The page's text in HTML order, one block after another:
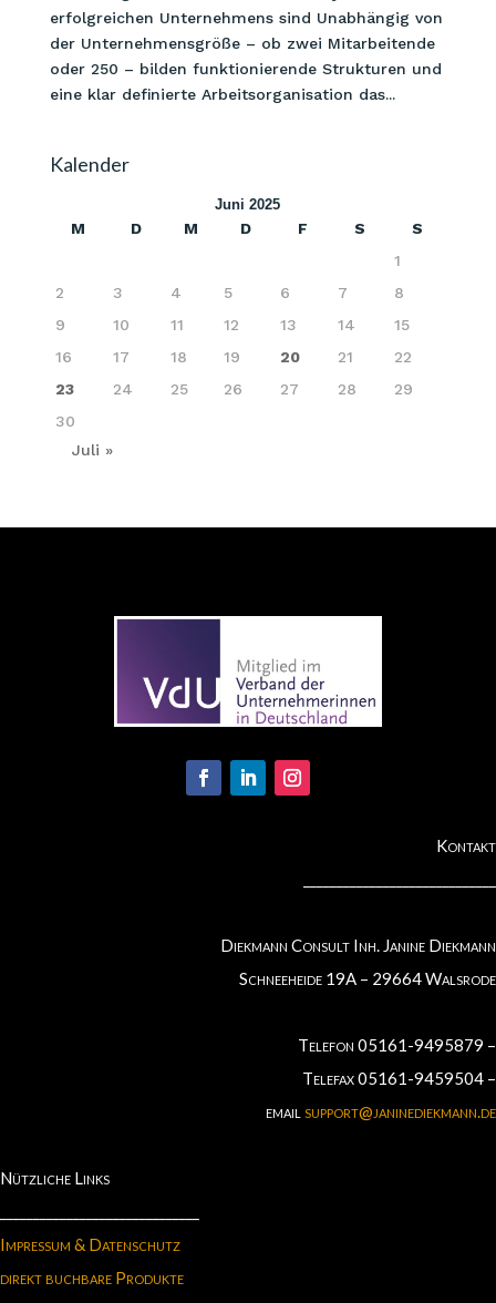
erfolgreichen Unternehmens sind Unabhängig von
der Unternehmensgröße – ob zwei Mitarbeitende
oder 250 – bilden funktionierende Strukturen und
eine klar definierte Arbeitsorganisation das...
Kalender
Juni 2025
M D M D F S
S
1
2
3 4 5 6 7
8
9
10 11 12 13 14
15
16
17 18 19 20 21
22
23
24 25 26 27 28
29
30
Juli »
Kontakt
Diekmann Consult Inh. Janine Diekmann
Schneeheide 19A – 29664 Walsrode
Telefon 05161-9495879 –
Telefax 05161-9459504 –
email support@janinediekmann.de
Nützliche Links
Impressum & Datenschutz
direkt buchbare Produkte